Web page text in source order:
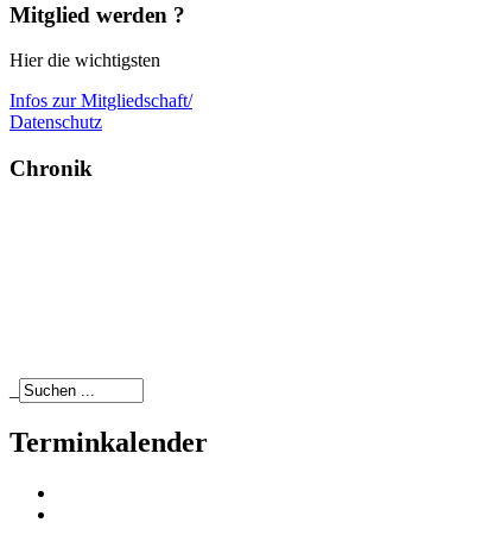
Mitglied werden ?
Hier die wichtigsten
Infos zur Mitgliedschaft/
Datenschutz
Chronik
Terminkalender